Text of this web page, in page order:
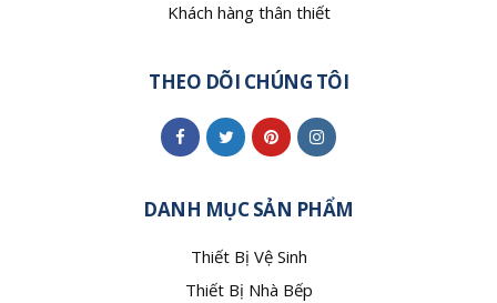
Khách hàng thân thiết
THEO DÕI CHÚNG TÔI
DANH MỤC SẢN PHẨM
Thiết Bị Vệ Sinh
Thiết Bị Nhà Bếp